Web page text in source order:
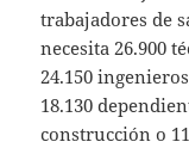
trabajadores de
necesita 26.900
24.150
18.130
construcción o